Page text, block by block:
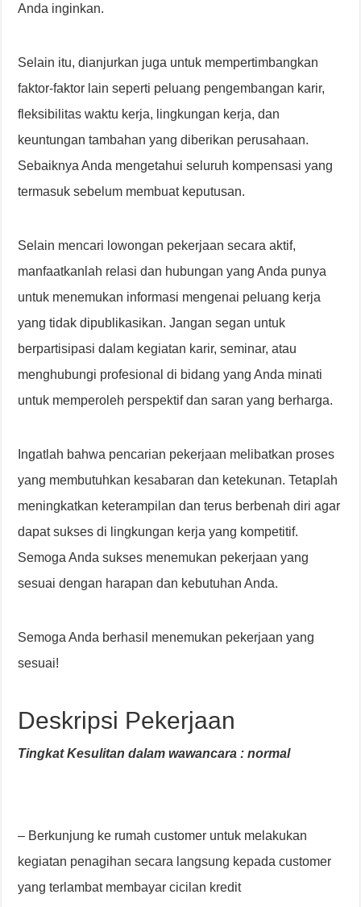
Anda inginkan.
Selain itu, dianjurkan juga untuk mempertimbangkan
faktor-faktor lain seperti peluang pengembangan karir,
fleksibilitas waktu kerja, lingkungan kerja, dan
keuntungan tambahan yang diberikan perusahaan.
Sebaiknya Anda mengetahui seluruh kompensasi yang
termasuk sebelum membuat keputusan.
Selain mencari lowongan pekerjaan secara aktif,
manfaatkanlah relasi dan hubungan yang Anda punya
untuk menemukan informasi mengenai peluang kerja
yang tidak dipublikasikan. Jangan segan untuk
berpartisipasi dalam kegiatan karir, seminar, atau
menghubungi profesional di bidang yang Anda minati
untuk memperoleh perspektif dan saran yang berharga.
Ingatlah bahwa pencarian pekerjaan melibatkan proses
yang membutuhkan kesabaran dan ketekunan. Tetaplah
meningkatkan keterampilan dan terus berbenah diri agar
dapat sukses di lingkungan kerja yang kompetitif.
Semoga Anda sukses menemukan pekerjaan yang
sesuai dengan harapan dan kebutuhan Anda.
Semoga Anda berhasil menemukan pekerjaan yang
sesuai!
Deskripsi Pekerjaan
Tingkat Kesulitan dalam wawancara : normal
– Berkunjung ke rumah customer untuk melakukan
kegiatan penagihan secara langsung kepada customer
yang terlambat membayar cicilan kredit